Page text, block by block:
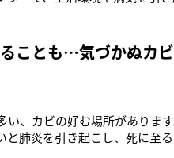
、ひどいと肺炎を引き起こし
先生の
ことも…気づかぬカ
い、カビの好む場所がありま
と肺炎を引き起こし、死に至